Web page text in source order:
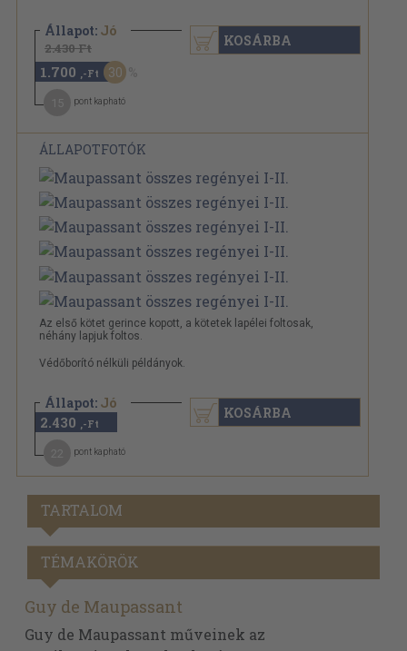
Állapot: Jó
2.430 Ft
1.700 ,-Ft 30
pont kapható
KOSÁRBA
ÁLLAPOTFOTÓK
Az első kötet gerince kopott, a kötetek lapélei foltosak,
néhány lapjuk foltos.
Védőborító nélküli példányok.
Állapot: Jó
2.430 ,-Ft
pont kapható
KOSÁRBA
TARTALOM
TÉMAKÖRÖK
Guy de Maupassant
Guy de Maupassant műveinek az